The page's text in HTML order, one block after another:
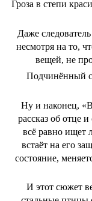
Гроза в степи
Даже
несмотря на то,
вещей, не
Подчинённый
Ну и наконец,
рассказ об отце
всё равно ищет
встаёт на его
состояние,
И этот сюжет